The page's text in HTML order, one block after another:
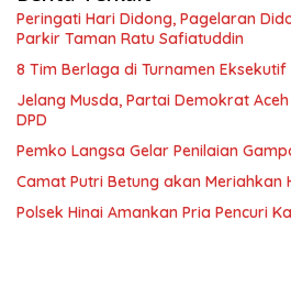
Peringati Hari Didong, Pagelaran
Parkir Taman Ratu Safiatuddin
8 Tim Berlaga di Turnamen Eksekutif
Jelang Musda, Partai Demokrat
DPD
Pemko Langsa Gelar Penilaian
Camat Putri Betung akan Meriahkan
Polsek Hinai Amankan Pria Pencuri